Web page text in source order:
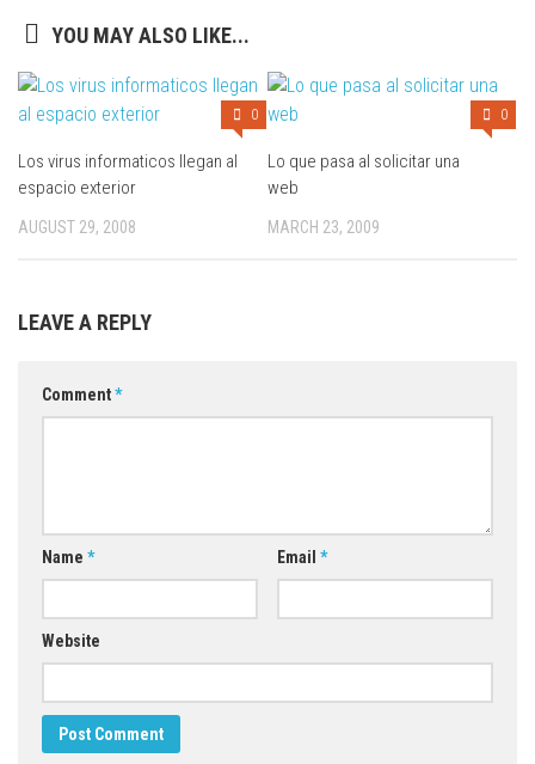
YOU MAY ALSO LIKE...
0
Los virus informaticos llegan al
espacio exterior
AUGUST 29, 2008
0
Lo que pasa al solicitar una
web
MARCH 23, 2009
LEAVE A REPLY
Comment*
Name * Email *
Website